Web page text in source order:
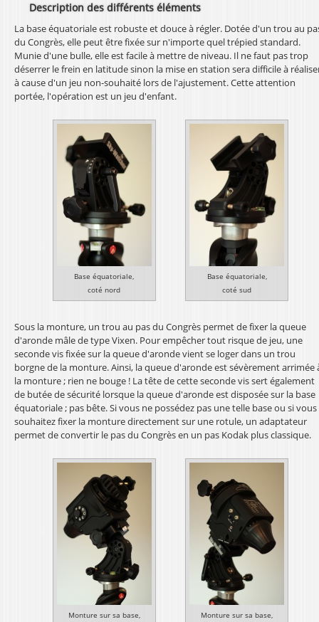
Description des différents éléments
La base équatoriale est robuste et douce à régler. Dotée d'un trou au
du Congrès, elle peut être fixée sur n'importe quel trépied standard.
Munie d'une bulle, elle est facile à mettre de niveau. Il ne faut pas trop
déserrer le frein en latitude sinon la mise en station sera difficile à
à cause d'un jeu non-souhaité lors de l'ajustement. Cette attention
portée, l'opération est un jeu d'enfant.
Base équatoriale,
coté nord
Base équatoriale,
coté sud
Sous la monture, un trou au pas du Congrès permet de fixer la queue
d'aronde mâle de type Vixen. Pour empêcher tout risque de jeu, une
seconde vis fixée sur la queue d'aronde vient se loger dans un trou
borgne de la monture. Ainsi, la queue d'aronde est sévèrement arrimée
la monture ; rien ne bouge ! La tête de cette seconde vis sert également
de butée de sécurité lorsque la queue d'aronde est disposée sur la base
équatoriale ; pas bête. Si vous ne possédez pas une telle base ou si vous
souhaitez fixer la monture directement sur une rotule, un adaptateur
permet de convertir le pas du Congrès en un pas Kodak plus classique.
Monture sur sa base,
Monture sur sa base,